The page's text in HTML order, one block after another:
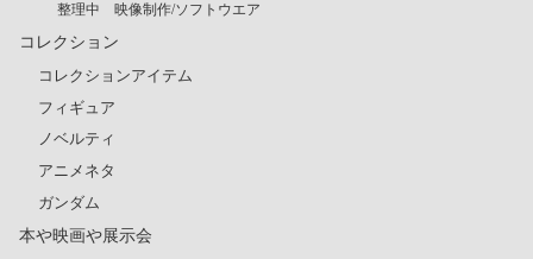
整理中 映像制作/ソフトウエア
コレクション
コレクションアイテム
フィギュア
ノベルティ
アニメネタ
ガンダム
本や映画や展示会